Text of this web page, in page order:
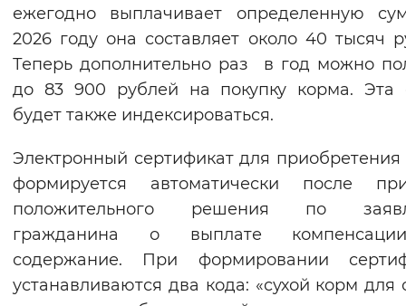
ежегодно выплачивает определенную
2026 году она составляет около 40 тысяч
Теперь дополнительно раз в год можно
до 83 900 рублей на покупку корма. Эта
будет также индексироваться.
Электронный сертификат для
формируется автоматически после
положительного решения по
гражданина о выплате
содержание. При формировании
устанавливаются два кода: «сухой корм для